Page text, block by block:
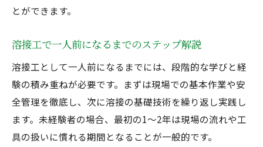
とができます。
溶接工で一人前になるまでのステップ解説
溶接工として一人前になるまでには、段階的な学びと経
験の積み重ねが必要です。まずは現場での基本作業や安
全管理を徹底し、次に溶接の基礎技術を繰り返し実践し
ます。未経験者の場合、最初の1～2年は現場の流れや工
具の扱いに慣れる期間となることが一般的です。